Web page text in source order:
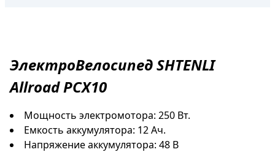
ЭлектроВелосипедSHTENLI
Allroad PCX10
Мощность электромотора: 250 Вт.
Емкость аккумулятора: 12 Ач.
Напряжение аккумулятора: 48 В